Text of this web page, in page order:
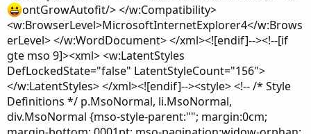
ontGrowAutofit/> </w:Compatibility>
<w:BrowserLevel>MicrosoftInternetExplorer4</w:Brows
erLevel> </w:WordDocument> </xml><![endif]--><!--[if
gte mso 9]><xml> <w:LatentStyles
DefLockedState="false" LatentStyleCount="156">
</w:LatentStyles> </xml><![endif]--><style> <!-- /* Style
Definitions */ p.MsoNormal, li.MsoNormal,
div.MsoNormal {mso-style-parent:""; margin:0cm;